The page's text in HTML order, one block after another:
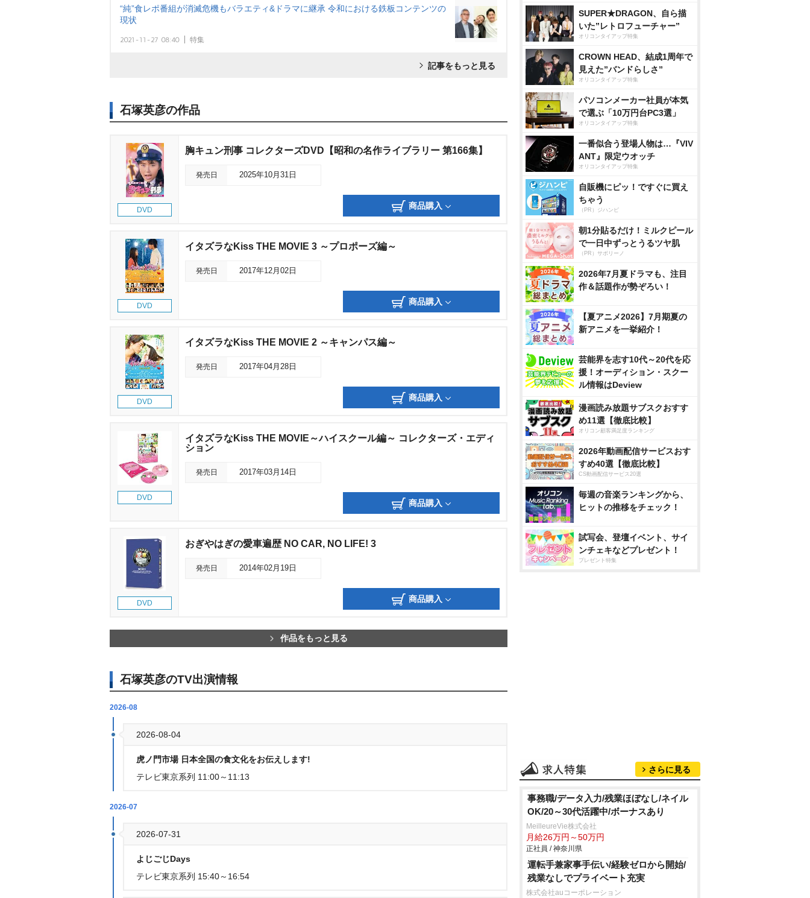
“純”食レポ番組が消滅危機もバラエティ&ドラマに継承 令和における鉄板コンテンツの
現状
2021-11-27 08:40 特集
記事をもっと見る
石塚英彦の作品
DVD
胸キュン刑事 コレクターズDVD【昭和の名作ライブラリー 第166集】
発売日 2025年10月31日
商品購入
DVD
イタズラなKiss THE MOVIE 3 ～プロポーズ編～
発売日 2017年12月02日
商品購入
DVD
イタズラなKiss THE MOVIE 2 ～キャンパス編～
発売日 2017年04月28日
商品購入
DVD
イタズラなKiss THE MOVIE～ハイスクール編～ コレクターズ・エディ
ション
発売日 2017年03月14日
商品購入
DVD
おぎやはぎの愛車遍歴 NO CAR, NO LIFE! 3
発売日 2014年02月19日
商品購入
作品をもっと見る
石塚英彦のTV出演情報
2026-08
2026-08-04
虎ノ門市場 日本全国の食文化をお伝えします!
テレビ東京系列 11:00～11:13
2026-07
2026-07-31
よじごじDays
テレビ東京系列 15:40～16:54
SUPER★DRAGON、自ら描
いた”レトロフューチャー”
オリコンタイアップ特集
CROWN HEAD、結成1周年で
見えた”バンドらしさ”
オリコンタイアップ特集
パソコンメーカー社員が本気
で選ぶ「10万円台PC3選」
オリコンタイアップ特集
一番似合う登場人物は…『VIV
ANT』限定ウオッチ
オリコンタイアップ特集
自販機にピッ！ですぐに買え
ちゃう
（PR）ジハンピ
朝1分貼るだけ！ミルクピール
で一日中ずっとうるツヤ肌
（PR）サボリーノ
2026年7月夏ドラマも、注目
作＆話題作が勢ぞろい！
【夏アニメ2026】7月期夏の
新アニメを一挙紹介！
芸能界を志す10代～20代を応
援！オーディション・スクー
ル情報はDeview
漫画読み放題サブスクおすす
め11選【徹底比較】
オリコン顧客満足度ランキング
2026年動画配信サービスおす
すめ40選【徹底比較】
CS動画配信サービス20選
毎週の音楽ランキングから、
ヒットの推移をチェック！
試写会、登壇イベント、サイ
ンチェキなどプレゼント！
プレゼント特集
さらに見る
事務職/データ入力/残業ほぼなし/ネイル
OK/20～30代活躍中/ボーナスあり
MeilleureVie株式会社
月給26万円～50万円
正社員 / 神奈川県
運転手兼家事手伝い/経験ゼロから開始/
残業なしでプライベート充実
株式会社auコーポレーション